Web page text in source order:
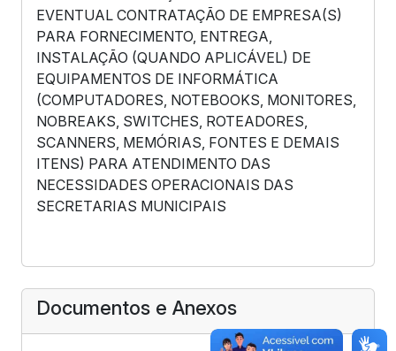
EVENTUAL CONTRATAÇÃO DE EMPRESA(S)
PARA FORNECIMENTO, ENTREGA,
INSTALAÇÃO (QUANDO APLICÁVEL) DE
EQUIPAMENTOS DE INFORMÁTICA
(COMPUTADORES, NOTEBOOKS, MONITORES,
NOBREAKS, SWITCHES, ROTEADORES,
SCANNERS, MEMÓRIAS, FONTES E DEMAIS
ITENS) PARA ATENDIMENTO DAS
NECESSIDADES OPERACIONAIS DAS
SECRETARIAS MUNICIPAIS
Documentos e Anexos